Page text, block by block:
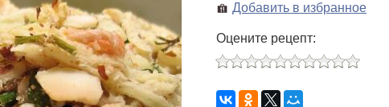
Добавить в избранное
Оцените рецепт: